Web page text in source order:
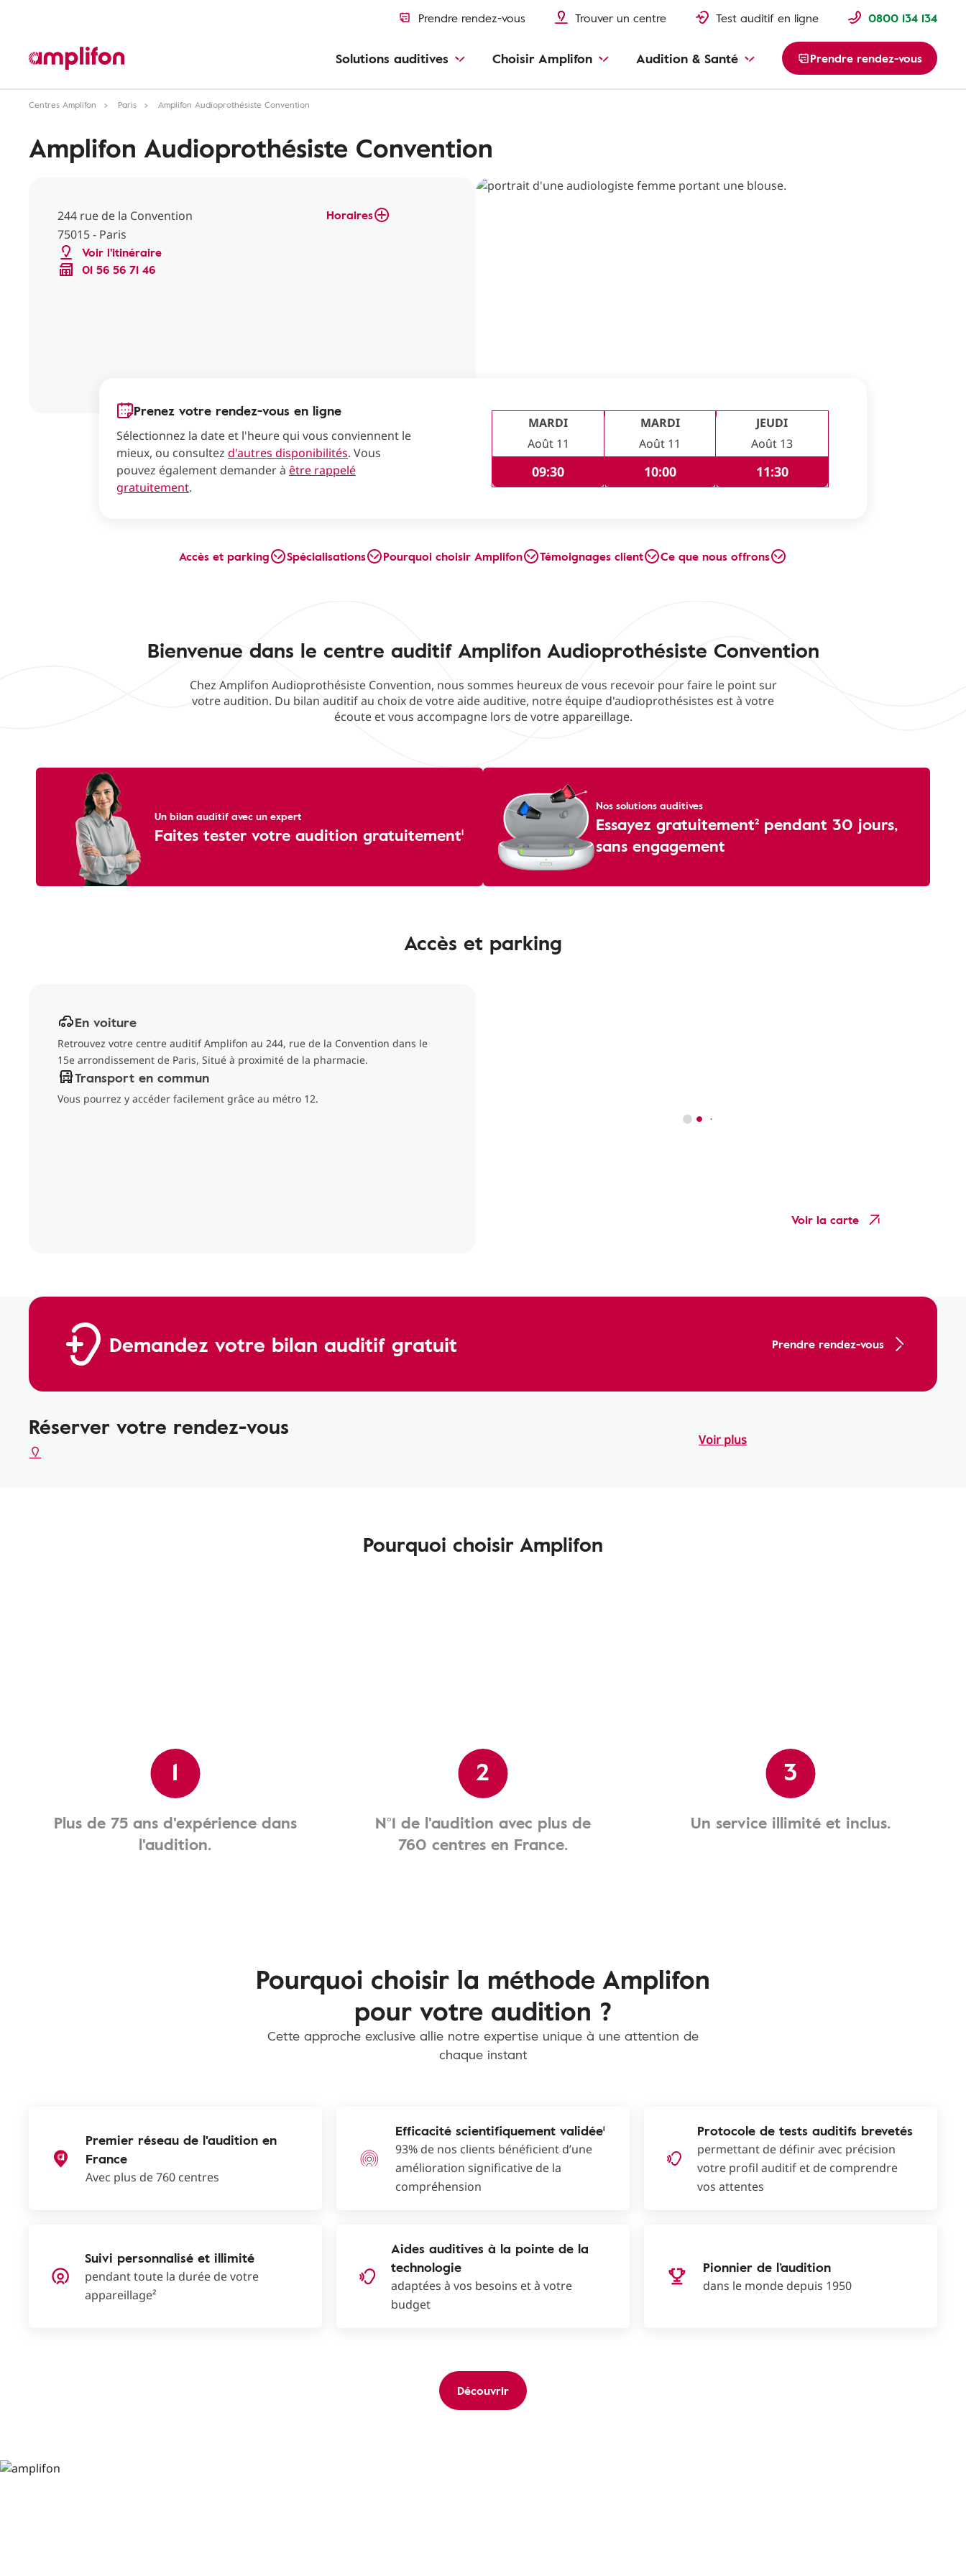
Prendre rendez-vous Trouver un centre Test auditif en ligne 0800 134 134
Solutions auditives Choisir Amplifon Audition & Santé Prendre rendez-vous
Centres Amplifon Paris Amplifon Audioprothésiste Convention
Amplifon Audioprothésiste Convention
244 rue de la Convention
75015 - Paris
Voir l'itinéraire
01 56 56 71 46
Horaires
Prenez votre rendez-vous en ligne
Sélectionnez la date et l'heure qui vous conviennent le
mieux, ou consultez d'autres disponibilités. Vous
pouvez également demander à être rappelé
gratuitement.
MARDI
Août 11
09:30
MARDI
Août 11
10:00
JEUDI
Août 13
11:30
Accès et parking Spécialisations Pourquoi choisir Amplifon Témoignages client Ce que nous offrons
Bienvenue dans le centre auditif Amplifon Audioprothésiste Convention
Chez Amplifon Audioprothésiste Convention, nous sommes heureux de vous recevoir pour faire le point sur
votre audition. Du bilan auditif au choix de votre aide auditive, notre équipe d'audioprothésistes est à votre
écoute et vous accompagne lors de votre appareillage.
Un bilan auditif avec un expert
Faites tester votre audition gratuitement¹
Nos solutions auditives
Essayez gratuitement² pendant 30 jours,
sans engagement
Accès et parking
En voiture
Retrouvez votre centre auditif Amplifon au 244, rue de la Convention dans le
15e arrondissement de Paris, Situé à proximité de la pharmacie.
Transport en commun
Vous pourrez y accéder facilement grâce au métro 12.
Voir la carte
Demandez votre bilan auditif gratuit Prendre rendez-vous
Réserver votre rendez-vous Voir plus
Pourquoi choisir Amplifon
1
Plus de 75 ans d'expérience dans
l'audition.
2
N°1 de l'audition avec plus de
760 centres en France.
3
Un service illimité et inclus.
Pourquoi choisir la méthode Amplifon
pour votre audition ?
Cette approche exclusive allie notre expertise unique à une attention de
chaque instant
Premier réseau de l'audition en
France
Avec plus de 760 centres
Efficacité scientifiquement validée¹
93% de nos clients bénéficient d’une
amélioration significative de la
compréhension
Protocole de tests auditifs brevetés
permettant de définir avec précision
votre profil auditif et de comprendre
vos attentes
Suivi personnalisé et illimité
pendant toute la durée de votre
appareillage²
Aides auditives à la pointe de la
technologie
adaptées à vos besoins et à votre
budget
Pionnier de l’audition
dans le monde depuis 1950
Découvrir